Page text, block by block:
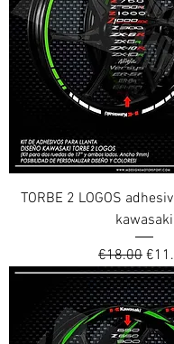
TORBE 2 LOGOS
kawasaki
Regular
€18.00 Sale